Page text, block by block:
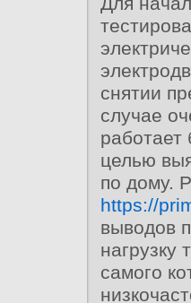
снятии
случае
работает
целью
по дому.
https://
выводов
нагрузку
самого